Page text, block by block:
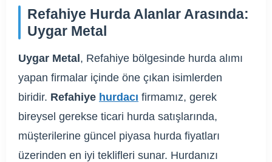
Refahiye Hurda Alanlar Arasında:
Uygar Metal
Uygar Metal , Refahiye bölgesinde hurda alımı
yapan firmalar içinde öne çıkan isimlerden
biridir. Refahiye hurdacı firmamız, gerek
bireysel gerekse ticari hurda satışlarında,
müşterilerine güncel piyasa hurda fiyatları
üzerinden en iyi teklifleri sunar. Hurdanızı